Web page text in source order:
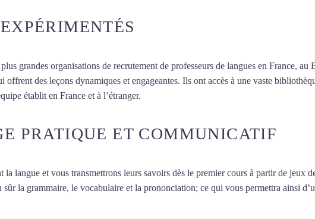
plus grandes organisations de recrutement de professeurs de langues en France,
offrent des leçons dynamiques et engageantes. Ils ont accès à une vaste
établit en France et à l’étranger.
PRATIQUE ET COMMUNICATIF
la langue et vous transmettrons leurs savoirs dès le premier cours à partir de jeux
la grammaire, le vocabulaire et la prononciation; ce qui vous permettra ainsi